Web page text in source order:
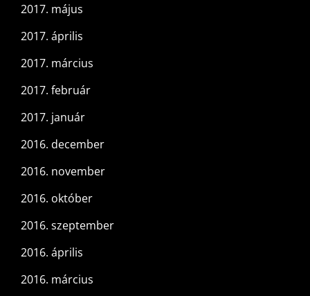
2017. május
2017. április
2017. március
2017. február
2017. január
2016. december
2016. november
2016. október
2016. szeptember
2016. április
2016. március